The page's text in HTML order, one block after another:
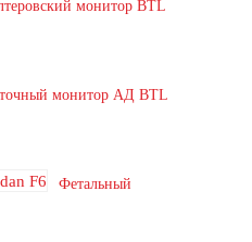
монитор BTL
монитор АД BTL
Фетальный